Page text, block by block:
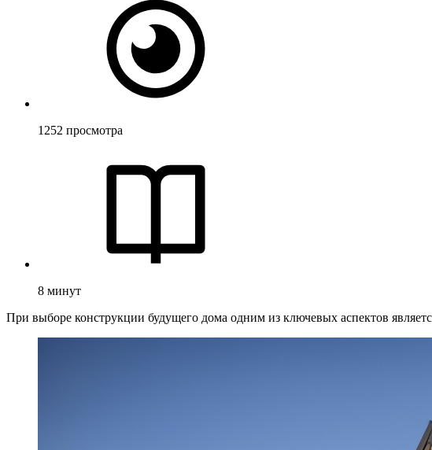
1252 просмотра
8 минут
При выборе конструкции будущего дома одним из ключевых аспектов